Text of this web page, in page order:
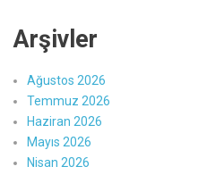
Arşivler
Ağustos 2026
Temmuz 2026
Haziran 2026
Mayıs 2026
Nisan 2026